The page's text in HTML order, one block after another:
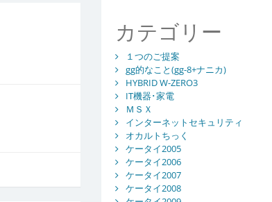
カテゴリー
１つのご提案
gg的なこと(gg-8+ナニカ)
HYBRID W-ZERO3
IT機器･家電
ＭＳＸ
インターネットセキュリティ
オカルトちっく
ケータイ2005
ケータイ2006
ケータイ2007
ケータイ2008